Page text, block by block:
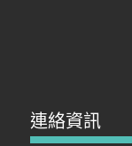
連絡資訊